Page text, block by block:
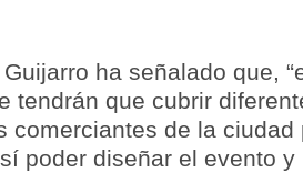
ha señalado que,
tendrán que cubrir
comerciantes de la
poder diseñar el evento y